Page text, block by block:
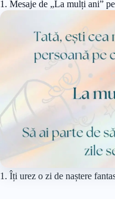
1. Mesaje de „La mulți ani”
1. Îți urez o zi de naștere